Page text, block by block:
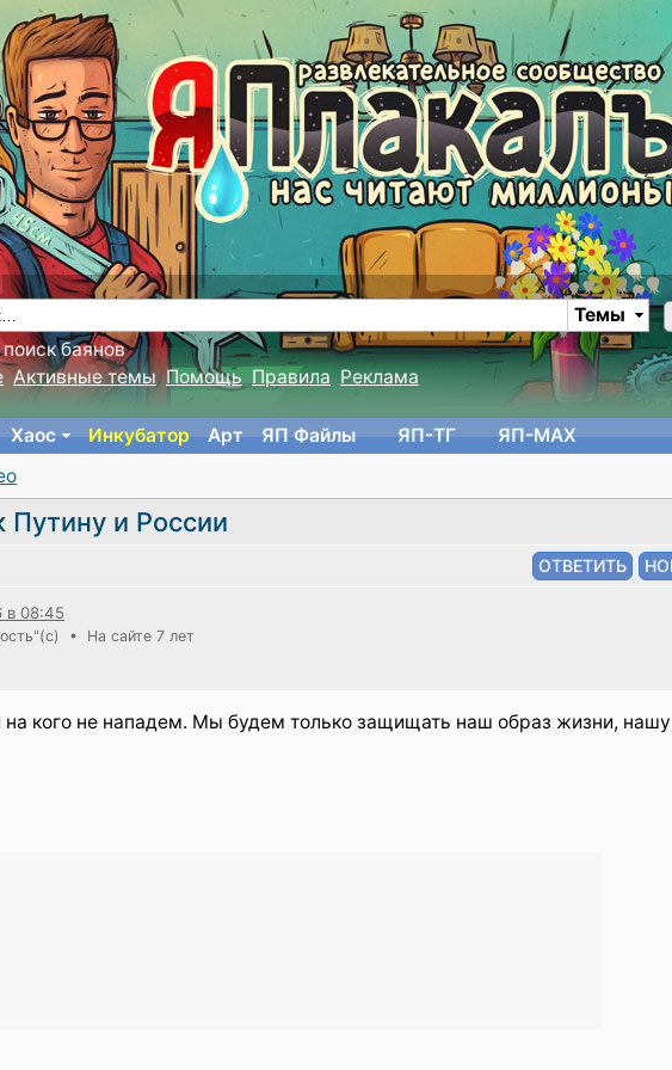
Темы
баянов
Активные темы Помощь Правила Реклама
Хаос Инкубатор Арт ЯП Файлы ЯП-TГ
ЯП-MAX
Путину и России
в 08:45
• На сайте 7 лет
на кого не нападем. Мы будем только защищать наш образ жизни, нашу